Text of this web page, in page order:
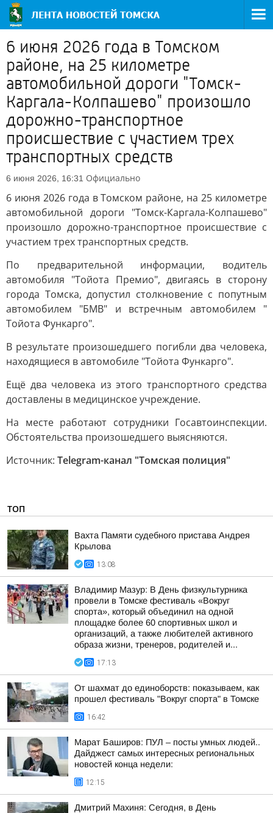
6 июня 2026 года в Томском
районе, на 25 километре
автомобильной дороги "Томск-
Каргала-Колпашево" произошло
дорожно-транспортное
происшествие с участием трех
транспортных средств
6 июня 2026, 16:31 Официально
6 июня 2026 года в Томском районе, на 25 километре
автомобильной дороги "Томск-Каргала-Колпашево"
произошло дорожно-транспортное происшествие с
участием трех транспортных средств.
По предварительной информации, водитель
автомобиля "Тойота Премио", двигаясь в сторону
города Томска, допустил столкновение с попутным
автомобилем "БМВ" и встречным автомобилем "
Тойота Функарго".
В результате произошедшего погибли два человека,
находящиеся в автомобиле "Тойота Функарго".
Ещё два человека из этого транспортного средства
доставлены в медицинское учреждение.
На месте работают сотрудники Госавтоинспекции.
Обстоятельства произошедшего выясняются.
Источник: Telegram-канал "Томская полиция"
ТОП
Вахта Памяти судебного пристава Андрея
Крылова
13:08
Владимир Мазур: В День физкультурника
провели в Томске фестиваль «Вокруг
спорта», который объединил на одной
площадке более 60 спортивных школ и
организаций, а также любителей активного
образа жизни, тренеров, родителей и...
17:13
От шахмат до единоборств: показываем, как
прошел фестиваль "Вокруг спорта" в Томске
16:42
Марат Баширов: ПУЛ – посты умных людей..
Дайджест самых интересных региональных
новостей конца недели:
12:15
Дмитрий Махиня: Сегодня, в День